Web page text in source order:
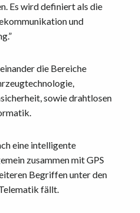
Es wird definiert als die
und
die Bereiche
sowie drahtlosen
eine intelligente
zusammen mit GPS
Begriffen unter den
fällt.